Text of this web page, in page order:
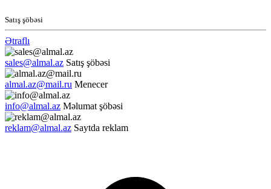
Satış şöbəsi
Ətraflı
sales@almal.az Satış şöbəsi
almal.az@mail.ru Menecer
info@almal.az Məlumat şöbəsi
reklam@almal.az Saytda reklam